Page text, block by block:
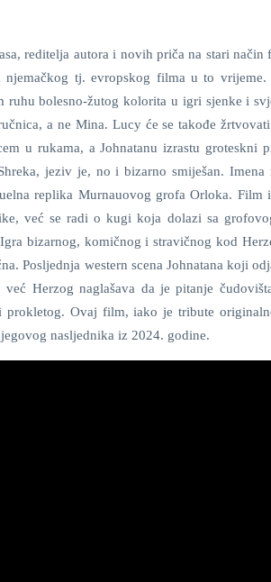
reditelja autora i novih priča na stari
njemačkog tj. evropskog filma u to
bolesno-žutog kolorita u igri sjenke i
a ne Mina. Lucy će se takođe
u rukama, a Johnatanu izrastu groteskni
jeziv je, no i bizarno smiješan.
replika Murnauovog grofa Orloka. Film
već se radi o kugi koja dolazi sa
bizarnog, komičnog i stravičnog kod
Posljednja western scena Johnatana koji
Herzog naglašava da je pitanje
prokletog. Ovaj film, iako je tribute
nasljednika iz 2024. godine.